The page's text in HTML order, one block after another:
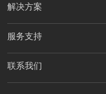
解决方案
服务支持
联系我们